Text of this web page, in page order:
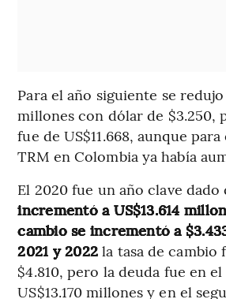
Para el año siguiente se redujo
millones con dólar de $3.250,
fue de US$11.668, aunque
TRM en Colombia ya había
El 2020 fue un año clave dado
incrementó a US$13.614
cambio se incrementó a
2021 y 2022la tasa de cambio
$4.810, pero la deuda fue en
US$13.170 millones y en el